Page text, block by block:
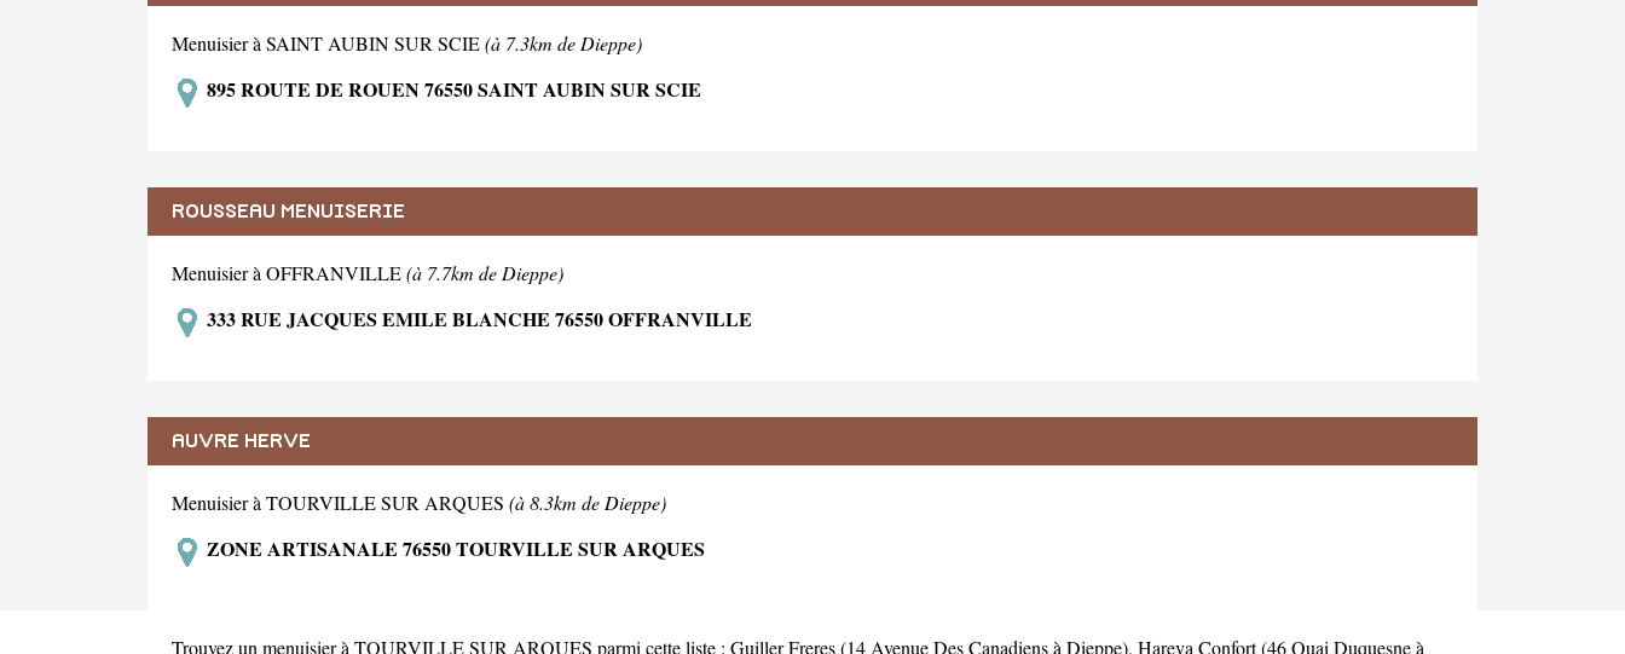
Menuisier à SAINT AUBIN SUR SCIE(à 7.3km de Dieppe)
895 ROUTE DE ROUEN 76550 SAINT AUBIN SUR SCIE
ROUSSEAU MENUISERIE
Menuisier à OFFRANVILLE(à 7.7km de Dieppe)
333 RUE JACQUES EMILE BLANCHE 76550 OFFRANVILLE
AUVRE HERVE
Menuisier à TOURVILLE SUR ARQUES (à 8.3km de Dieppe)
ZONE ARTISANALE 76550 TOURVILLE SUR ARQUES
Trouvez un menuisier à TOURVILLE SUR ARQUES parmi cette liste : Guiller Freres (14 Avenue Des Canadiens à Dieppe), Hareva Confort (46 Quai Duquesne à